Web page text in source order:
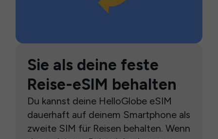
Sie als deine feste
Reise-eSIM behalten
Du kannst deine HelloGlobe eSIM
dauerhaft auf deinem Smartphone als
zweite SIM für Reisen behalten. Wenn